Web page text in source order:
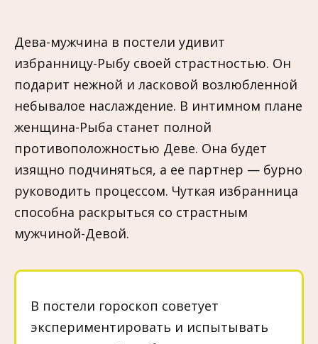
Дева-мужчина в постели удивит
избранницу-Рыбу своей страстностью. Он
подарит нежной и ласковой возлюбленной
небывалое наслаждение. В интимном плане
женщина-Рыба станет полной
противоположностью Деве. Она будет
изящно подчиняться, а ее партнер — бурно
руководить процессом. Чуткая избранница
способна раскрыться со страстным
мужчиной-Девой.
В постели гороскоп советует
экспериментировать и испытывать